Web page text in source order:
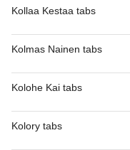
Kollaa Kestaa tabs
Kolmas Nainen tabs
Kolohe Kai tabs
Kolory tabs